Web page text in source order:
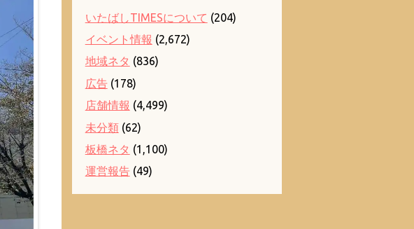
いたばしTIMESについて (204)
イベント情報 (2,672)
地域ネタ (836)
広告(178)
店舗情報 (4,499)
未分類(62)
板橋ネタ (1,100)
運営報告(49)